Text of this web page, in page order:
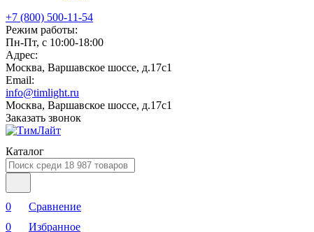
+7 (800) 500-11-54
Режим работы:
Пн-Пт, с 10:00-18:00
Адрес:
Москва, Варшавское шоссе, д.17c1
Email:
info@timlight.ru
Москва, Варшавское шоссе, д.17c1
Заказать звонок
Каталог
0
Сравнение
0
Избранное